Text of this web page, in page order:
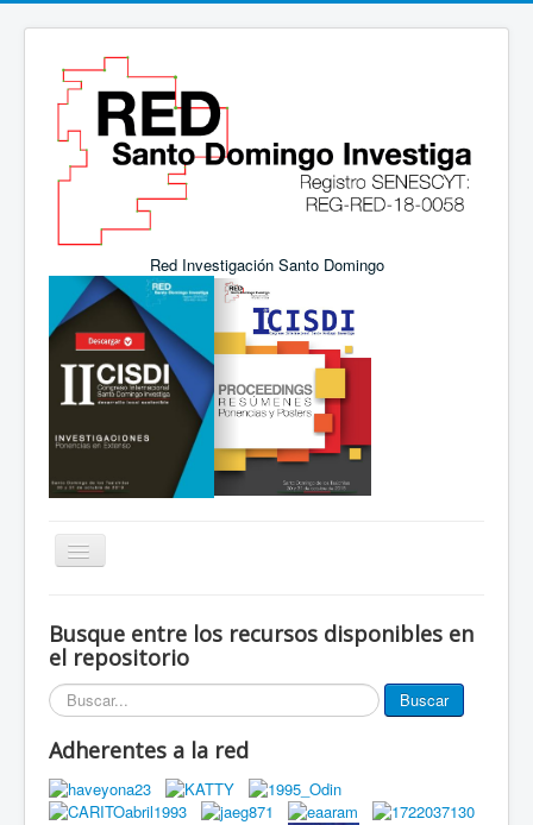
Red Investigación Santo Domingo
Alternar
Eventos
Miembros de la red
Documentos
Busque entre los recursos disponibles en
el repositorio
Buscar... Buscar
Adherentes a la red